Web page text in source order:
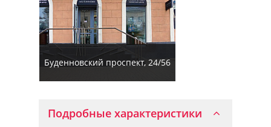
Буденновский проспект, 24/56
Подробные характеристики